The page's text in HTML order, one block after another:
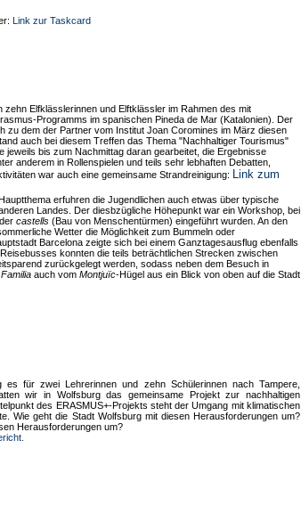
Link zur Taskcard
zehn Elfklässlerinnen und Elftklässler im Rahmen des mit
Programms im spanischen Pineda de Mar (Katalonien). Der
zu dem der Partner vom Institut Joan Coromines im März diesen
auch bei diesem Treffen das Thema "Nachhaltiger Tourismus"
jeweils bis zum Nachmittag daran gearbeitet, die Ergebnisse
anderem in Rollenspielen und teils sehr lebhaften Debatten,
war auch eine gemeinsame Strandreinigung: Link zum
erfuhren die Jugendlichen auch etwas über typische
Landes. Der diesbzügliche Höhepunkt war ein Workshop, bei
castells (Bau von Menschentürmen) eingeführt wurden. An den
Wetter die Möglichkeit zum Bummeln oder
Barcelona zeigte sich bei einem Ganztagesausflug ebenfalls
konnten die teils beträchtlichen Strecken zwischen
zurückgelegt werden, sodass neben dem Besuch in
auch vom Montjuïc-Hügel aus ein Blick von oben auf die Stadt
für zwei Lehrerinnen und zehn Schülerinnen nach Tampere,
wir in Wolfsburg das gemeinsame Projekt zur nachhaltigen
des ERASMUS+-Projekts steht der Umgang mit klimatischen
Wie geht die Stadt Wolfsburg mit diesen Herausforderungen um?
Herausforderungen um?